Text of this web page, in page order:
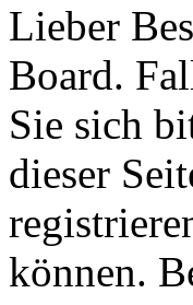
Lieber
Board.
Sie sich
dieser
können.